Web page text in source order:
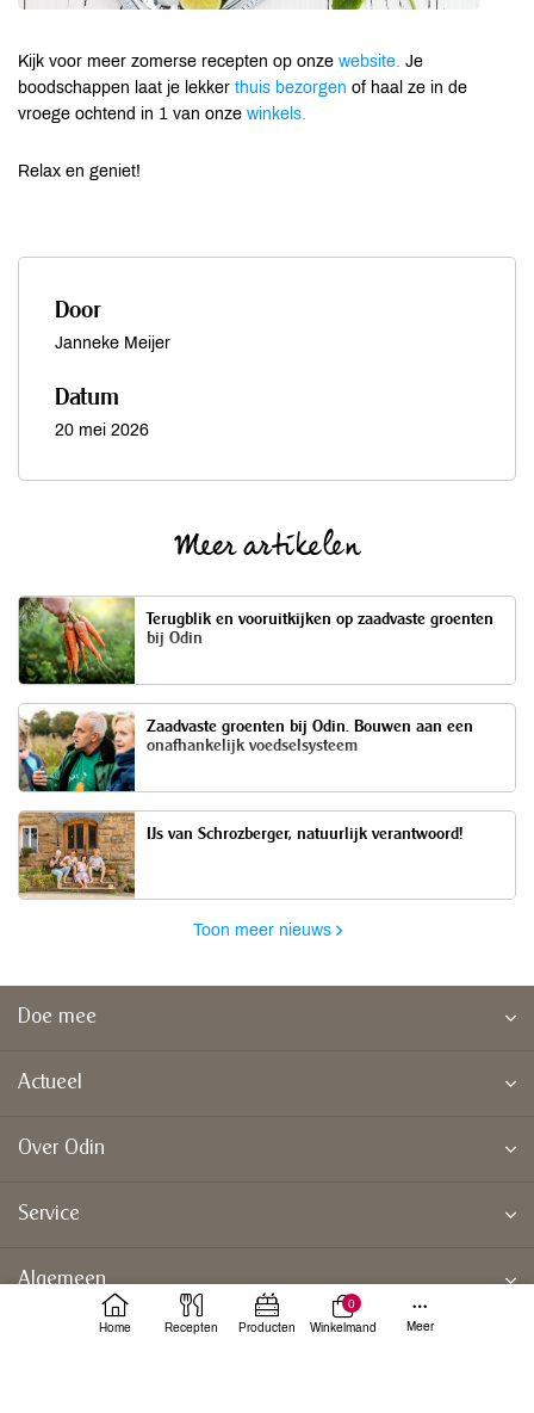
Kijk voor meer zomerse recepten op onze website. Je
boodschappen laat je lekker thuis bezorgen of haal ze in de
vroege ochtend in 1 van onze winkels.
Relax en geniet!
Door
Janneke Meijer
Datum
20 mei 2026
Meer artikelen
Terugblik en vooruitkijken op zaadvaste groenten
bij Odin
Zaadvaste groenten bij Odin. Bouwen aan een
onafhankelijk voedselsysteem
IJs van Schrozberger, natuurlijk verantwoord!
Toon meer nieuws
Doe mee
Actueel
Over Odin
Service
Algemeen
Home Recepten Producten
0
Winkelmand
Meer